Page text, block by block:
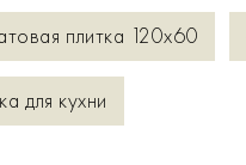
плитка 120x60
для кухни